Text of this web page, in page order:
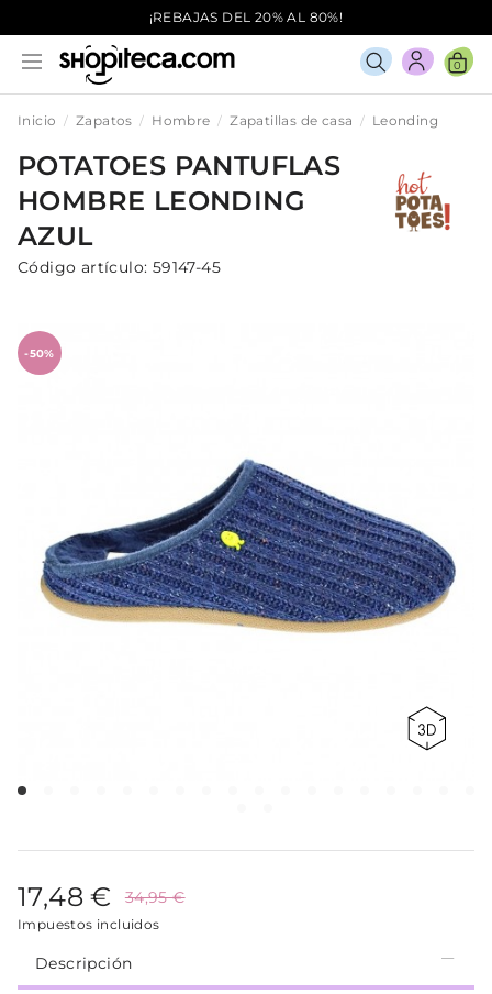
¡REBAJAS DEL 20% AL 80%!
0
Inicio Zapatos Hombre Zapatillas de casa Leonding
POTATOES PANTUFLAS
HOMBRE LEONDING
AZUL
Código artículo: 59147-45
-50%
17,48 € 34,95 €
Impuestos incluidos
Descripción